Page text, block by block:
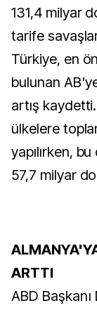
131,4 milyar
tarife
Türkiye, en
bulunan
artış
ülkelere
yapılırken,
57,7 milyar
ARTTI
ABD